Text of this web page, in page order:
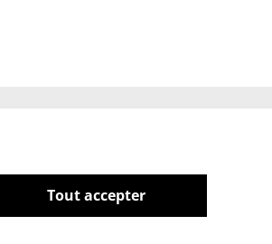
Tout accepter